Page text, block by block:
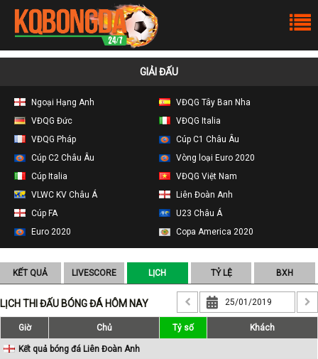
GIẢI ĐẤU
Ngoại Hạng Anh
VĐQG Tây Ban Nha
VĐQG Đức
VĐQG Italia
VĐQG Pháp
Cúp C1 Châu Âu
Cúp C2 Châu Âu
Vòng loại Euro 2020
Cúp Italia
VĐQG Việt Nam
VLWC KV Châu Á
Liên Đoàn Anh
Cúp FA
U23 Châu Á
Euro 2020
Copa America 2020
KẾT QUẢ LIVESCORE LỊCH TỶ LỆ BXH
LỊCH THI ĐẤU BÓNG ĐÁ HÔM NAY
Giờ Chủ Tỷ số Khách
Kết quả bóng đá Liên Đoàn Anh